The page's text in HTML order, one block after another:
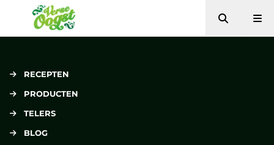
Verse Oogst
Zoeken
RECEPTEN
PRODUCTEN
TELERS
BLOG